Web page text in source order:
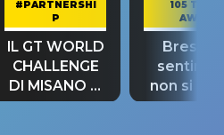
#PARTNERSHI
P
IL GT WORLD
CHALLENGE
DI MISANO si
riconferma
105 TAKE
AWAY
Bresh:
non si
fino alla